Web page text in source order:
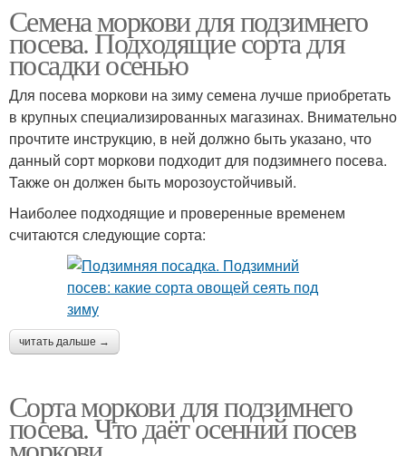
Семена моркови для подзимнего
посева. Подходящие сорта для
посадки осенью
Для посева моркови на зиму семена лучше приобретать
в крупных специализированных магазинах. Внимательно
прочтите инструкцию, в ней должно быть указано, что
данный сорт моркови подходит для подзимнего посева.
Также он должен быть морозоустойчивый.
Наиболее подходящие и проверенные временем
считаются следующие сорта:
читать дальше →
Сорта моркови для подзимнего
посева. Что даёт осенний посев